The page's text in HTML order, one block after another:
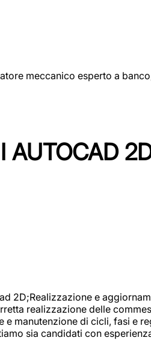
meccanico esperto a
AUTOCAD
2D;Realizzazione e
realizzazione delle
manutenzione di cicli, fasi e
sia candidati con